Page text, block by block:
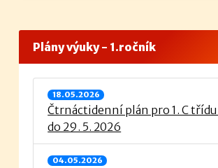
Plány výuky - 1.ročník
18.05.2026
Čtrnáctidenní plán pro 1. C třídu
do 29. 5. 2026
04.05.2026